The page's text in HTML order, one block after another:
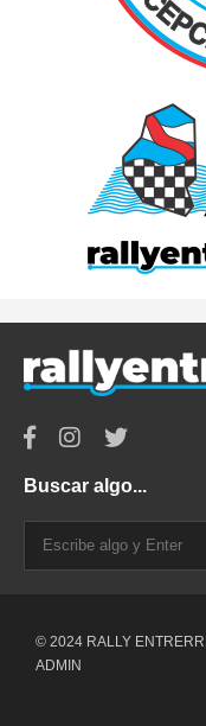
Buscar algo...
© 2024 RALLY
ADMIN